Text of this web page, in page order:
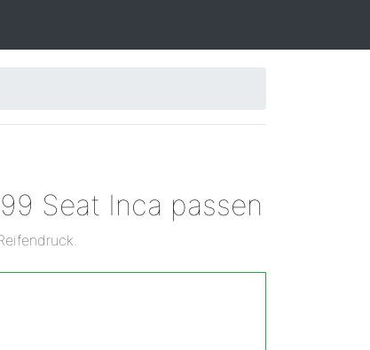
Seat Inca passen